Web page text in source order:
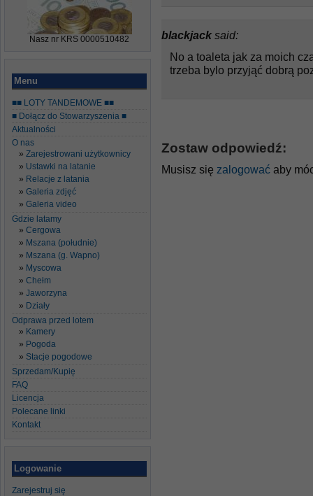
Nasz nr KRS 0000510482
Menu
■■ LOTY TANDEMOWE ■■
■ Dołącz do Stowarzyszenia ■
Aktualności
O nas
Zarejestrowani użytkownicy
Ustawki na latanie
Relacje z latania
Galeria zdjęć
Galeria video
Gdzie latamy
Cergowa
Mszana (południe)
Mszana (g. Wapno)
Myscowa
Chełm
Jaworzyna
Działy
Odprawa przed lotem
Kamery
Pogoda
Stacje pogodowe
Sprzedam/Kupię
FAQ
Licencja
Polecane linki
Kontakt
Logowanie
Zarejestruj się
blackjack said:
No a toaleta jak za moich
trzeba bylo przyjąć dobrą
Zostaw odpowiedź:
Musisz się zalogować aby